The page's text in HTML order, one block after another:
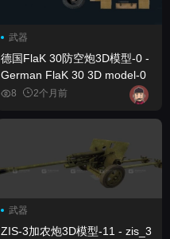
武器
德国FlaK 30防空炮3D模型-0 -
German FlaK 30 3D model-0
8 2个月前
武器
ZIS-3加农炮3D模型-11 - zis_3